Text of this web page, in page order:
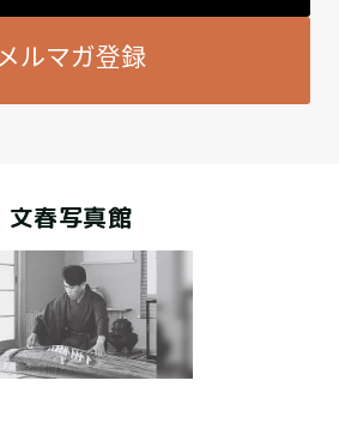
メルマガ登録
文春写真館